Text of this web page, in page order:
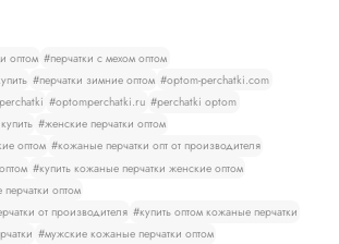
оптом #перчатки с мехом оптом
#перчатки зимние оптом #optom-perchatki.com
#optomperchatki.ru #perchatki optom
#женские перчатки оптом
оптом #кожаные перчатки опт от производителя
#купить кожаные перчатки женские оптом
оптом
от производителя #купить оптом кожаные перчатки
#мужские кожаные перчатки оптом